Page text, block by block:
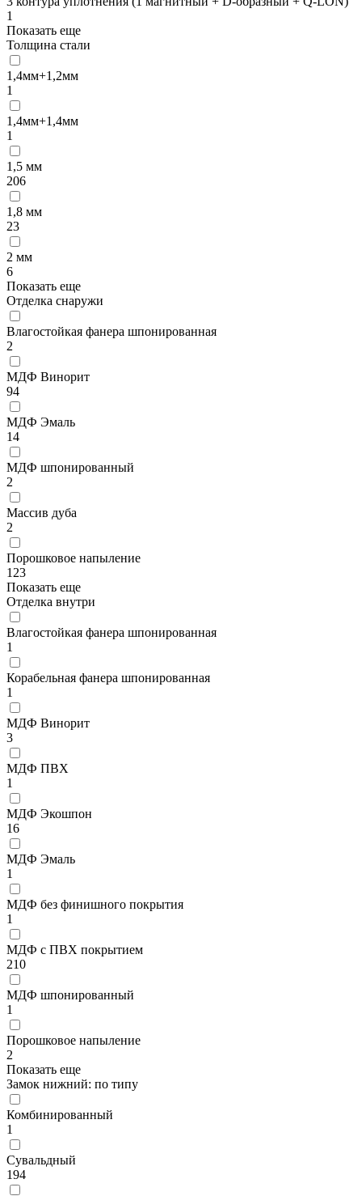
1
Показать еще
Толщина стали
1,4мм+1,2мм
1
1,4мм+1,4мм
1
1,5 мм
206
1,8 мм
23
2 мм
6
Показать еще
Отделка снаружи
Влагостойкая фанера шпонированная
2
МДФ Винорит
94
МДФ Эмаль
14
МДФ шпонированный
2
Массив дуба
2
Порошковое напыление
123
Показать еще
Отделка внутри
Влагостойкая фанера шпонированная
1
Корабельная фанера шпонированная
1
МДФ Винорит
3
МДФ ПВХ
1
МДФ Экошпон
16
МДФ Эмаль
1
МДФ без финишного покрытия
1
МДФ с ПВХ покрытием
210
МДФ шпонированный
1
Порошковое напыление
2
Показать еще
Замок нижний: по типу
Комбинированный
1
Сувальдный
194